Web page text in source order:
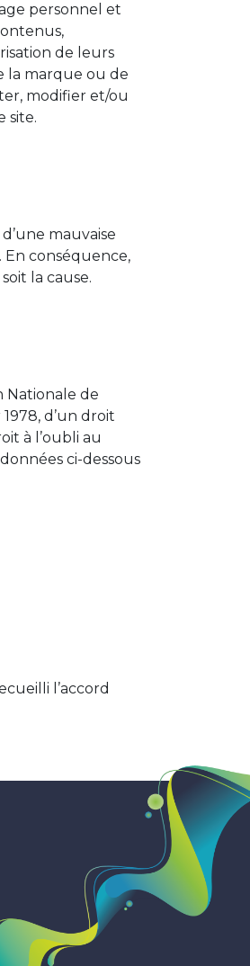
personnel et
de leurs
la marque ou de
modifier et/ou
site.
mauvaise
En conséquence,
la cause.
Nationale de
d’un droit
à l’oubli au
ci-dessous
l’accord